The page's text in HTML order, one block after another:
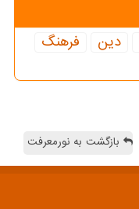
دین
فرهنگ
بازگشت به نورمعرفت